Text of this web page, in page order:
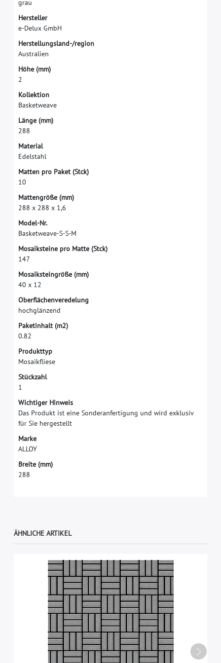
grau
Hersteller
e-Delux GmbH
Herstellungsland-/region
Australien
Höhe (mm)
2
Kollektion
Basketweave
Länge (mm)
288
Material
Edelstahl
Matten pro Paket (Stck)
10
Mattengröße (mm)
288 x 288 x 1,6
Model-Nr.
Basketweave-S-S-M
Mosaiksteine pro Matte (Stck)
147
Mosaiksteingröße (mm)
40 x 12
Oberfächenveredelung
hochglänzend
Paketinhalt (m2)
0.82
Produkttyp
Mosaikfiese
Stückzahl
1
Wichtiger Hinweis
Das Produkt ist eine Sonderanfertigung und wird exklusiv
für Sie hergestellt
Marke
ALLOY
Breite (mm)
288
ÄHNLICHE ARTIKEL